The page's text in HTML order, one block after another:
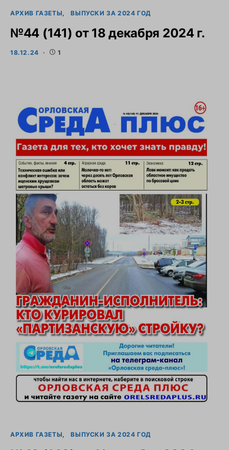
АРХИВ ГАЗЕТЫ ВЫПУСКИ ЗА 2024 ГОД
№44 (141) от 18 декабря 2024 г.
18.12.24 1
АРХИВ ГАЗЕТЫ ВЫПУСКИ ЗА 2024 ГОД